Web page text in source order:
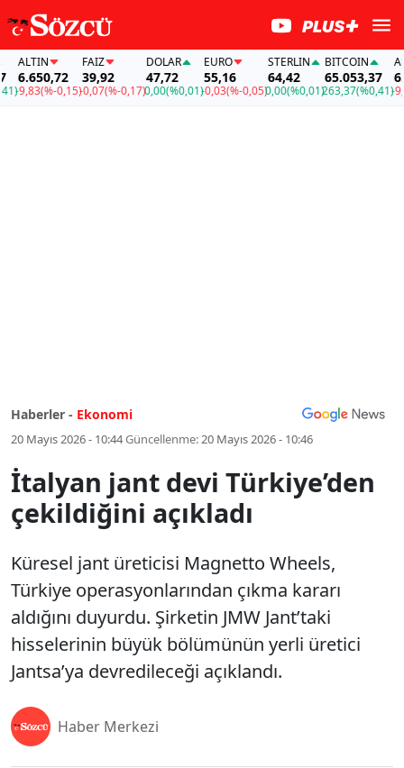
ALTIN
6.650,72
-9,83(%-0,15)
FAİZ
39,92
-0,07(%-0,17)
DOLAR
47,72
0,00(%0,01)
EURO
55,16
-0,03(%-0,05)
STERLIN
64,42
0,00(%0,01)
BITCOIN
65.053,37
263,37(%0,41)-9,83
Haberler - Ekonomi
20 Mayıs 2026 - 10:44Güncellenme:20 Mayıs 2026 - 10:46
İtalyan jant devi Türkiye’den
çekildiğini açıkladı
Küresel jant üreticisi Magnetto Wheels,
Türkiye operasyonlarından çıkma kararı
aldığını duyurdu. Şirketin JMW Jant’taki
hisselerinin büyük bölümünün yerli üretici
Jantsa’ya devredileceği açıklandı.
Haber Merkezi